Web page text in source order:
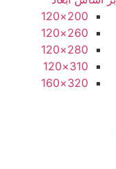
200×120
260×120
280×120
310×120
320×160